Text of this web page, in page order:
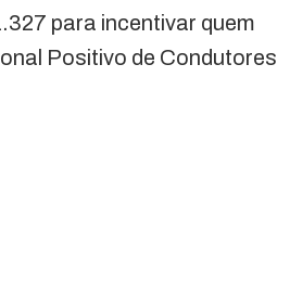
para incentivar quem
Positivo de Condutores